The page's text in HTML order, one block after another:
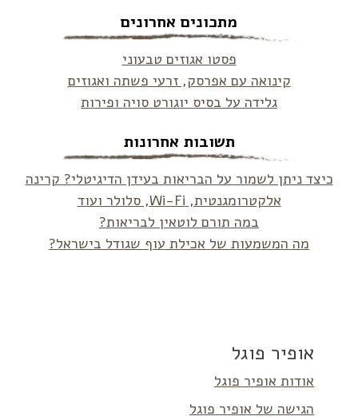
מתכונים אחרונים
פסטו אגוזים טבעוני
קינואה עם אפרסק, זרעי פשתה ואגוזים
גלידה על בסיס יוגורט סויה ופירות
תשובות אחרונות
כיצד ניתן לשמור על הבריאות בעידן הדיגיטלי? קרינה
אלקטרומגנטית, Wi-Fi, סלולר ועוד
במה תורם לוטאין לבריאות?
מה המשמעות של אכילת עוף שגודל בישראל?
אופיר פוגל
אודות אופיר פוגל
הגישה של אופיר פוגל